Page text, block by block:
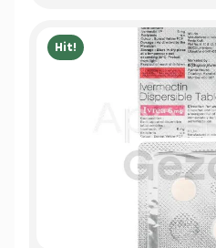
Hit!